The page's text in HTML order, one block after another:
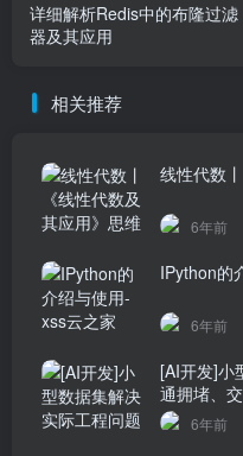
详细解析Redis中的布隆过滤
器及其应用
相关推荐
线性代数
6年前
IPython的
6年前
[AI开发]
通拥堵、
6年前